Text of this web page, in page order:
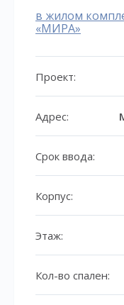
в жилом
«МИРА»
Проект:
Адрес:
Срок ввода:
Корпус:
Этаж:
Кол-во спален: